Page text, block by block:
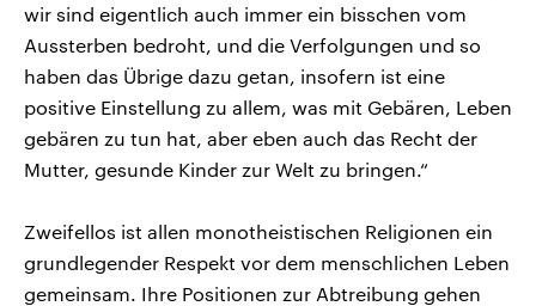
wir sind eigentlich auch immer ein bisschen vom
Aussterben bedroht, und die Verfolgungen und so
haben das Übrige dazu getan, insofern ist eine
positive Einstellung zu allem, was mit Gebären, Leben
gebären zu tun hat, aber eben auch das Recht der
Mutter, gesunde Kinder zur Welt zu bringen.“
Zweifellos ist allen monotheistischen Religionen ein
grundlegender Respekt vor dem menschlichen Leben
gemeinsam. Ihre Positionen zur Abtreibung gehen